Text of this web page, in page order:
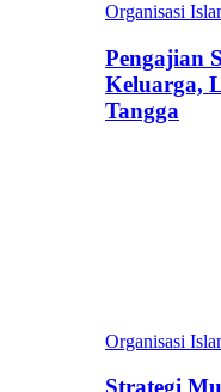
Organisasi
Pengajian
Keluarga,
Tangga
Organisasi
Strategi